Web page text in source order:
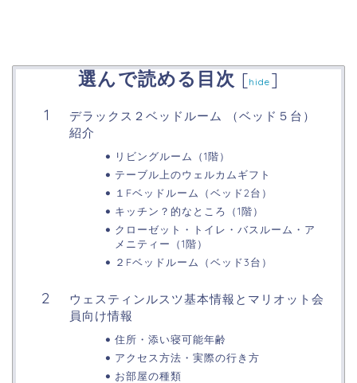
選んで読める目次 [hide ]
デラックス２ベッドルーム （ベッド５台）
紹介
リビングルーム（1階）
テーブル上のウェルカムギフト
１Fベッドルーム（ベッド2台）
キッチン？的なところ（1階）
クローゼット・トイレ・バスルーム・ア
メニティー（1階）
２Fベッドルーム（ベッド3台）
ウェスティンルスツ基本情報とマリオット会
員向け情報
住所・添い寝可能年齢
アクセス方法・実際の行き方
お部屋の種類